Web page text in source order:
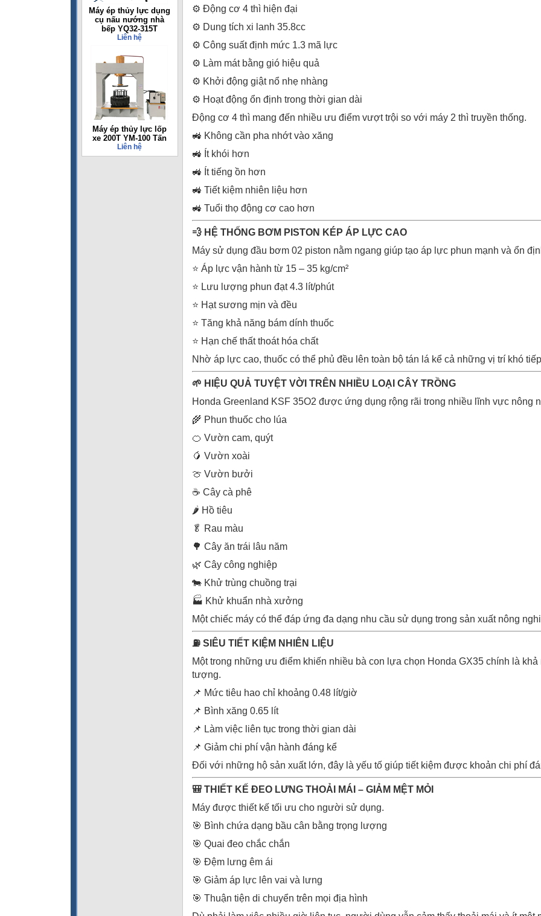
Máy ép thủy lực dụng
cụ nấu nướng nhà
bếp YQ32-315T
Liên hệ
Máy ép thủy lực lốp
xe 200T YM-100 Tấn
Liên hệ
⚙️ Động cơ 4 thì hiện đại
⚙️ Dung tích xi lanh 35.8cc
⚙️ Công suất định mức 1.3 mã lực
⚙️ Làm mát bằng gió hiệu quả
⚙️ Khởi động giật nổ nhẹ nhàng
⚙️ Hoạt động ổn định trong thời gian dài
Động cơ 4 thì mang đến nhiều ưu điểm vượt trội so với máy 2 thì truyền thống.
🚜 Không cần pha nhớt vào xăng
🚜 Ít khói hơn
🚜 Ít tiếng ồn hơn
🚜 Tiết kiệm nhiên liệu hơn
🚜 Tuổi thọ động cơ cao hơn
💨 HỆ THỐNG BƠM PISTON KÉP ÁP LỰC CAO
Máy sử dụng đầu bơm 02 piston nằm ngang giúp tạo áp lực phun mạnh và ổn
⭐ Áp lực vận hành từ 15 – 35 kg/cm²
⭐ Lưu lượng phun đạt 4.3 lít/phút
⭐ Hạt sương mịn và đều
⭐ Tăng khả năng bám dính thuốc
⭐ Hạn chế thất thoát hóa chất
Nhờ áp lực cao, thuốc có thể phủ đều lên toàn bộ tán lá kể cả những vị trí khó
🌱 HIỆU QUẢ TUYỆT VỜI TRÊN NHIỀU LOẠI CÂY TRỒNG
Honda Greenland KSF 35O2 được ứng dụng rộng rãi trong nhiều lĩnh vực nông
🌾 Phun thuốc cho lúa
🍊 Vườn cam, quýt
🥭 Vườn xoài
🍈 Vườn bưởi
☕ Cây cà phê
🌶️ Hồ tiêu
🥬 Rau màu
🌳 Cây ăn trái lâu năm
🌿 Cây công nghiệp
🐄 Khử trùng chuồng trại
🏭 Khử khuẩn nhà xưởng
Một chiếc máy có thể đáp ứng đa dạng nhu cầu sử dụng trong sản xuất nông
⛽ SIÊU TIẾT KIỆM NHIÊN LIỆU
Một trong những ưu điểm khiến nhiều bà con lựa chọn Honda GX35 chính là
tượng.
📌 Mức tiêu hao chỉ khoảng 0.48 lít/giờ
📌 Bình xăng 0.65 lít
📌 Làm việc liên tục trong thời gian dài
📌 Giảm chi phí vận hành đáng kể
Đối với những hộ sản xuất lớn, đây là yếu tố giúp tiết kiệm được khoản chi phí
🎒 THIẾT KẾ ĐEO LƯNG THOẢI MÁI – GIẢM MỆT MỎI
Máy được thiết kế tối ưu cho người sử dụng.
🎯 Bình chứa dạng bầu cân bằng trọng lượng
🎯 Quai đeo chắc chắn
🎯 Đệm lưng êm ái
🎯 Giảm áp lực lên vai và lưng
🎯 Thuận tiện di chuyển trên mọi địa hình